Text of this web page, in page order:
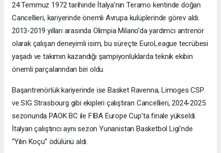
24 Temmuz 1972 tarihinde İtalya’nın Teramo kentinde doğan
Cancellieri, kariyerinde önemli Avrupa kulüplerinde görev aldı.
2013-2019 yılları arasında Olimpia Milano’da yardımcı antrenör
olarak çalışan deneyimli isim, bu süreçte EuroLeague tecrübesi
yaşadı ve takımın kazandığı şampiyonluklarda teknik ekibin
önemli parçalarından biri oldu.
Başantrenörlük kariyerinde ise Basket Ravenna, Limoges CSP
ve SIG Strasbourg gibi ekipleri çalıştıran Cancellieri, 2024-2025
sezonunda PAOK BC ile FIBA Europe Cup’ta finale yükseldi.
İtalyan çalıştırıcı aynı sezon Yunanistan Basketbol Ligi’nde
“Yılın Koçu” ödülünü aldı.